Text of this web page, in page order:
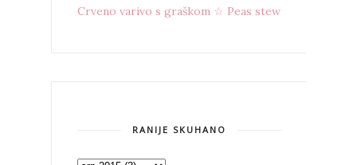
Crveno varivo s graškom ☆ Peas stew
RANIJE SKUHANO